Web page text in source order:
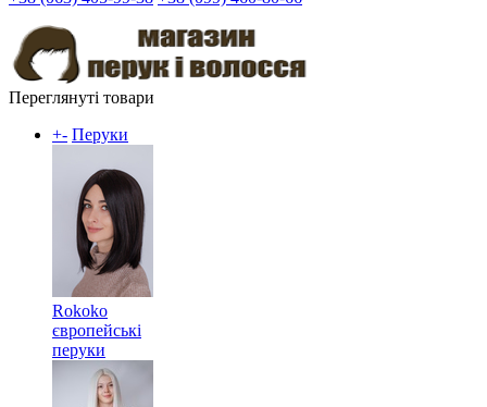
Переглянуті товари
+- Перуки
Rokoko
європейські
перуки